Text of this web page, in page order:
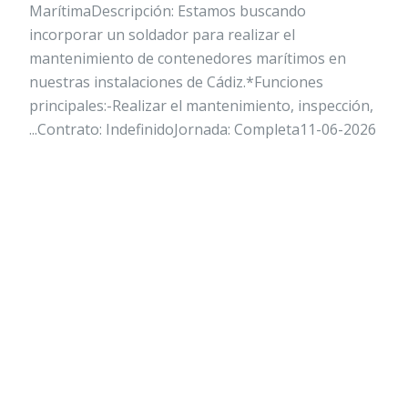
MarítimaDescripción: Estamos buscando
incorporar un soldador para realizar el
mantenimiento de contenedores marítimos en
nuestras instalaciones de Cádiz.*Funciones
principales:-Realizar el mantenimiento, inspección,
...Contrato: IndefinidoJornada: Completa11-06-2026